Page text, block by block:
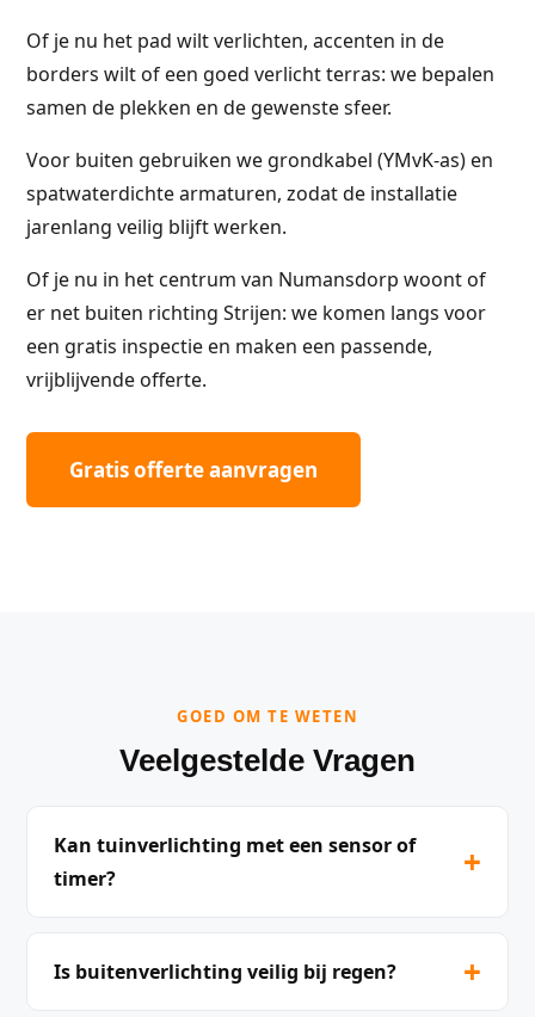
Of je nu het pad wilt verlichten, accenten in de
borders wilt of een goed verlicht terras: we bepalen
samen de plekken en de gewenste sfeer.
Voor buiten gebruiken we grondkabel (YMvK-as) en
spatwaterdichte armaturen, zodat de installatie
jarenlang veilig blijft werken.
Of je nu in het centrum van Numansdorp woont of
er net buiten richting Strijen: we komen langs voor
een gratis inspectie en maken een passende,
vrijblijvende offerte.
Gratis offerte aanvragen
GOED OM TE WETEN
Veelgestelde Vragen
Kan tuinverlichting met een sensor of
timer?
+
Is buitenverlichting veilig bij regen? +